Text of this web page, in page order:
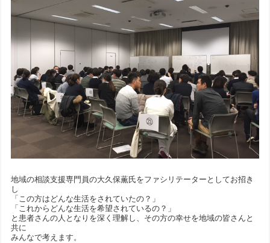
地域の相談支援専門員の大久保薫氏をファシリテーターとしてお招き
し
「この方はどんな生活をされていたの？」
「これからどんな生活を希望されているの？」
と患者さんの人となりを深く理解し、その方の幸せを地域の皆さんと
共に
みんなで考えます。